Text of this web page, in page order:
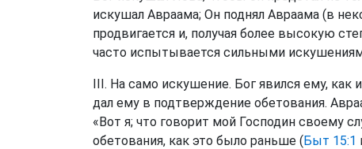
искушал Авраама; Он поднял Авраама (в
продвигается и, получая более высокую
часто испытывается сильными
III. На само искушение. Бог явился ему, как
дал ему в подтверждение обетования.
«Вот я; что говорит мой Господин своему
обетования, как это было раньше (Быт 15:1